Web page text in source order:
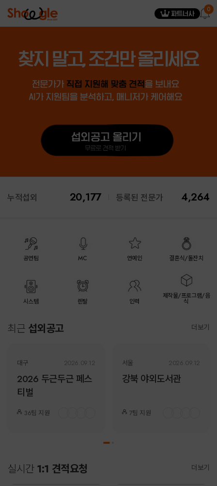
showgle 0
누적섭외 20,177 등록된 전문가 4,264
공연팀 MC 연예인 결혼식/돌잔치
시스템 렌탈 인력
제작물/프로그램/음
식
최근 섭외공고
대구 2026.09.12
2026 두근두근 페스
티벌
36팀 지원
서울 2026.09.12
강북 야외도서관
7팀 지원
더보기
실시간 1:1 견적요청 더보기